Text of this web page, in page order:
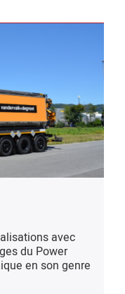
avec
en son genre